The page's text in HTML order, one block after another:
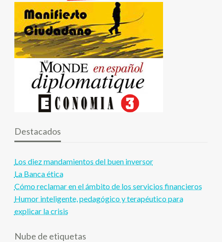
Destacados
Los diez mandamientos del buen inversor
La Banca ética
Cómo reclamar en el ámbito de los servicios financieros
Humor inteligente, pedagógico y terapéutico para
explicar la crisis
Nube de etiquetas